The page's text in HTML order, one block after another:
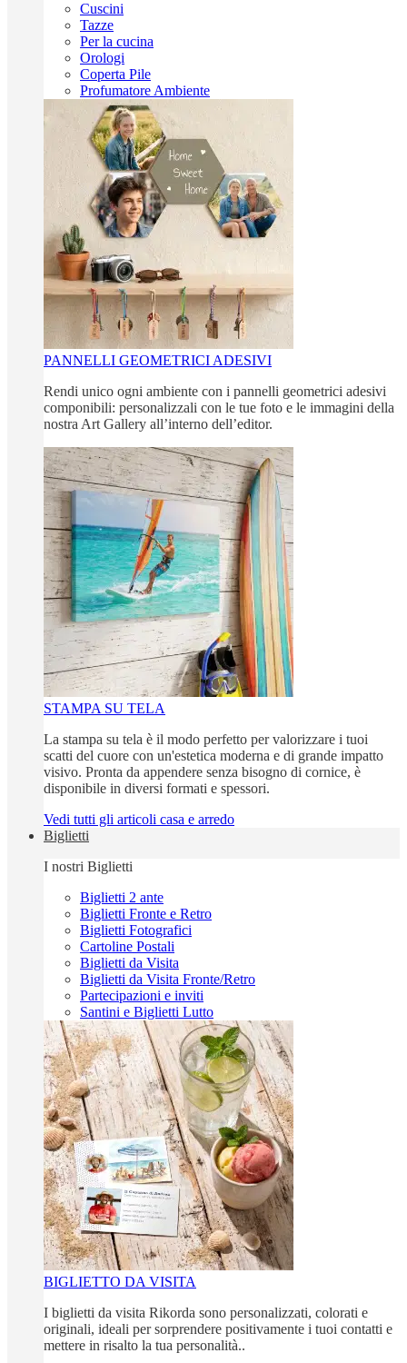
Cuscini
Tazze
Per la cucina
Orologi
Coperta Pile
Profumatore Ambiente
PANNELLI GEOMETRICI ADESIVI
Rendi unico ogni ambiente con i pannelli geometrici adesivi
componibili: personalizzali con le tue foto e le immagini della
nostra Art Gallery all’interno dell’editor.
STAMPA SU TELA
La stampa su tela è il modo perfetto per valorizzare i tuoi
scatti del cuore con un'estetica moderna e di grande impatto
visivo. Pronta da appendere senza bisogno di cornice, è
disponibile in diversi formati e spessori.
Vedi tutti gli articoli casa e arredo
Biglietti
I nostri Biglietti
Biglietti 2 ante
Biglietti Fronte e Retro
Biglietti Fotografici
Cartoline Postali
Biglietti da Visita
Biglietti da Visita Fronte/Retro
Partecipazioni e inviti
Santini e Biglietti Lutto
BIGLIETTO DA VISITA
I biglietti da visita Rikorda sono personalizzati, colorati e
originali, ideali per sorprendere positivamente i tuoi contatti e
mettere in risalto la tua personalità..